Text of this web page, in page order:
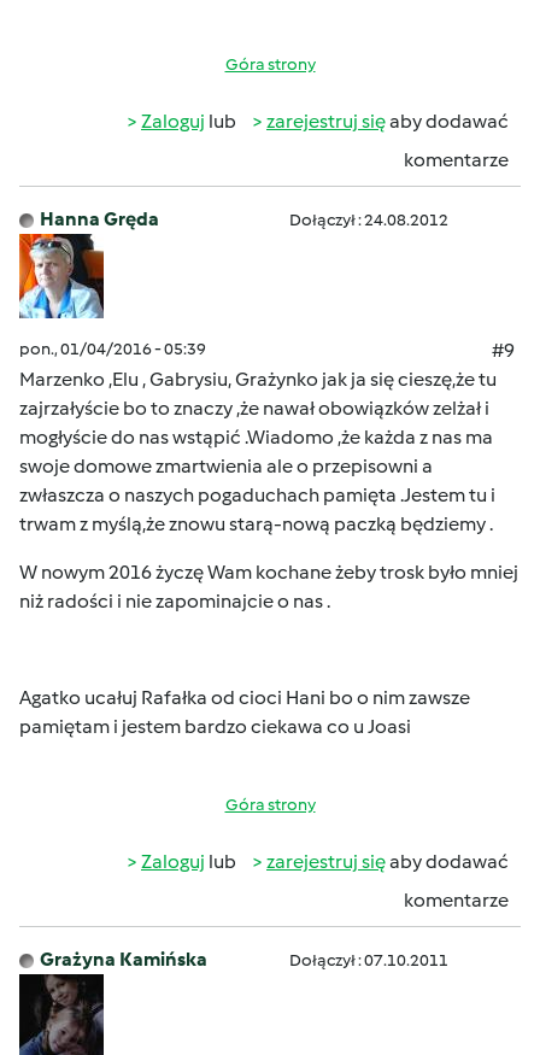
Góra strony
Zaloguj lub zarejestruj sięaby dodawać
komentarze
Hanna Gręda Dołączył : 24.08.2012
pon., 01/04/2016 - 05:39
#9
Marzenko ,Elu , Gabrysiu, Grażynko jak ja się cieszę,że tu
zajrzałyście bo to znaczy ,że nawał obowiązków zelżał i
mogłyście do nas wstąpić .Wiadomo ,że każda z nas ma
swoje domowe zmartwienia ale o przepisowni a
zwłaszcza o naszych pogaduchach pamięta .Jestem tu i
trwam z myślą,że znowu starą-nową paczką będziemy .
W nowym 2016 życzę Wam kochane żeby trosk było mniej
niż radości i nie zapominajcie o nas .
Agatko ucałuj Rafałka od cioci Hani bo o nim zawsze
pamiętam i jestem bardzo ciekawa co u Joasi
Góra strony
Zaloguj lub zarejestruj sięaby dodawać
komentarze
Grażyna Kamińska Dołączył : 07.10.2011